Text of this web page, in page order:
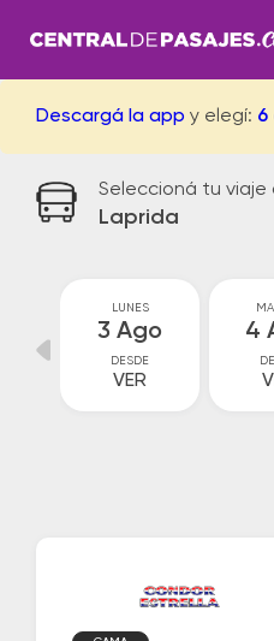
Descargá la app y elegí: 6
Seleccioná tu viaje
Laprida
LUNES
3 Ago
DESDE
VER
4